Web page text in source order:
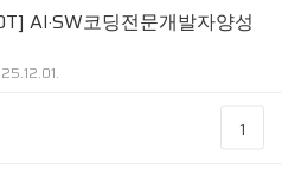
AI·SW코딩전문개발자양성
25.12.01.
1